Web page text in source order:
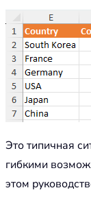
Это типичная
гибкими
этом